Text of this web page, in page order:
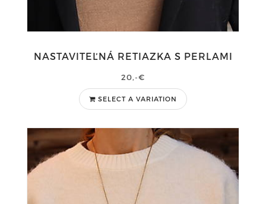
NASTAVITEĽNÁ RETIAZKA S PERLAMI
20,-€
SELECT A VARIATION